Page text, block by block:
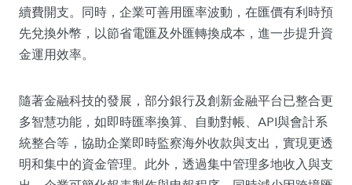
續費開支。同時，企業可善用匯率波動，在匯價有利時預
先兌換外幣，以節省電匯及外匯轉換成本，進一步提升資
金運用效率。
隨著金融科技的發展，部分銀行及創新金融平台已整合更
多智慧功能，如即時匯率換算、自動對帳、API與會計系
統整合等，協助企業即時監察海外收款與支出，實現更透
明和集中的資金管理。此外，透過集中管理多地收入與支